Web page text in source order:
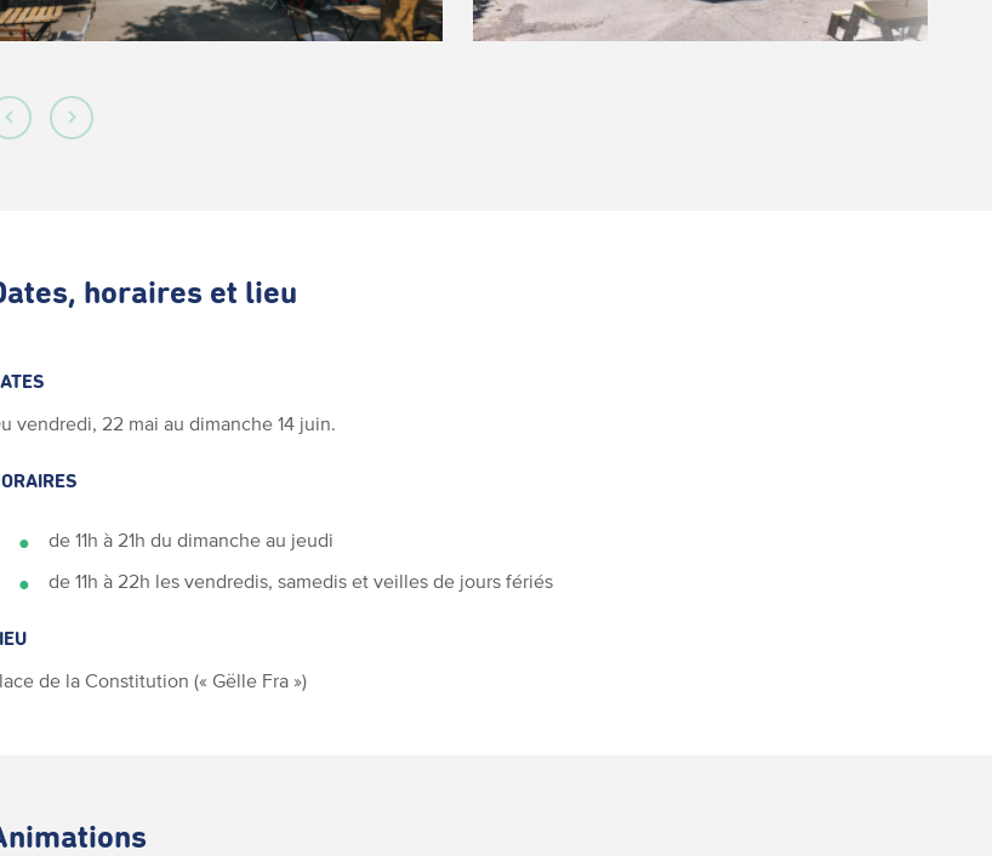
horaires et lieu
vendredi, 22 mai au dimanche 14 juin.
de 11h à 21h du dimanche au jeudi
de 11h à 22h les vendredis, samedis et veilles de jours fériés
de la Constitution (« Gëlle Fra »)